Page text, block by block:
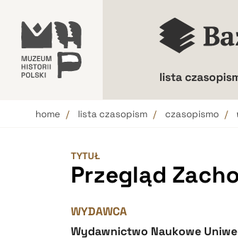
lista
home lista czasopism czasopismo
TYTUŁ
Przegląd
WYDAWCA
Wydawnictwo Naukowe